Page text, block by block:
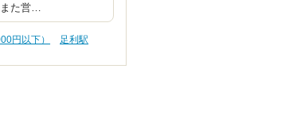
また営…
円以下）
足利駅